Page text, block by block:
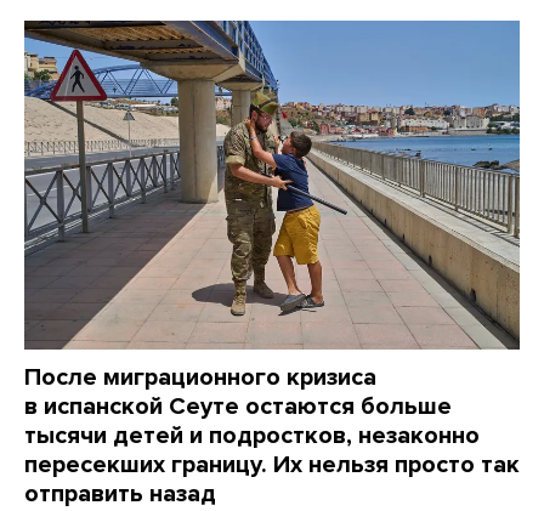
После миграционного кризиса
в испанской Сеуте остаются больше
тысячи детей и подростков, незаконно
пересекших границу. Их нельзя просто так
отправить назад